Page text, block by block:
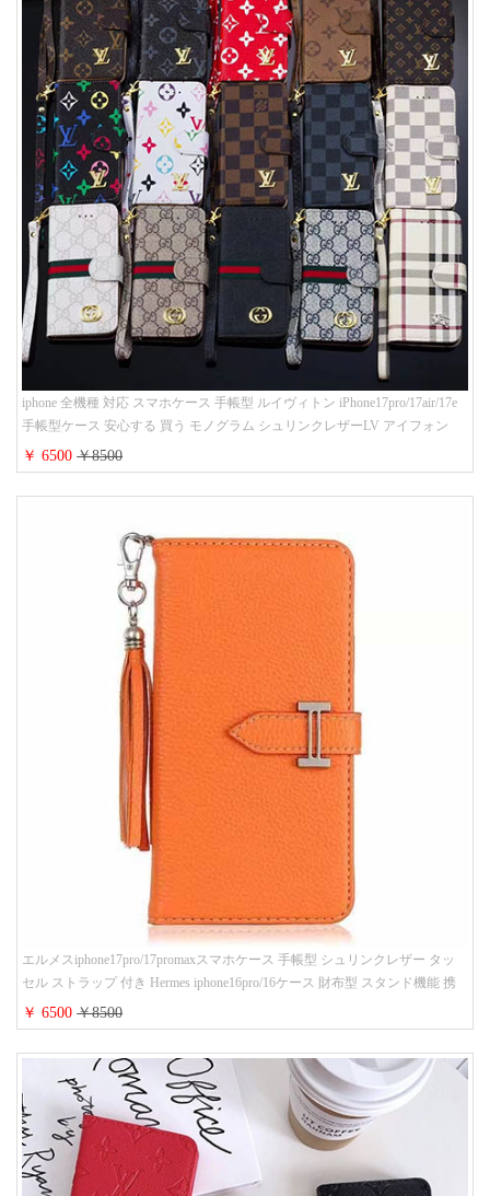
iphone 全機種 対応 スマホケース 手帳型 ルイヴィトン iPhone17pro/17air/17e
手帳型ケース 安心する 買う モノグラム シュリンクレザーLV アイフォン
16/16promaxスマホケース 手帳 多機能 グッチiphone15pro/14/13携帯ケース 大
人 レディース メンズ ストラップ付き
￥ 6500￥8500
エルメスiphone17pro/17promaxスマホケース 手帳型 シュリンクレザー タッ
セル ストラップ 付き Hermes iphone16pro/16ケース 財布型 スタンド機能 携
帯カバー ハイ ブランド アイフォーン15/14/13ケース 手帳 レディース 人気
￥ 6500￥8500